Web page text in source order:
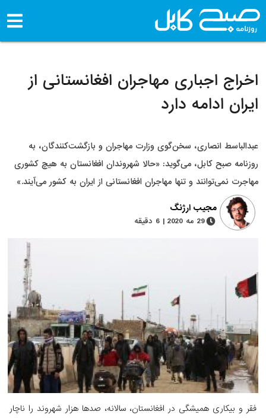
اخراج اجباری مهاجران افغانستانی از
ایران ادامه دارد
عبدالباسط انصاری، سخن‌گوی وزارت مهاجران و بازگشت‌کنندگان، به
روزنامه صبح کابل، می‌گوید: «حالا شهروندان افغانستان به هیچ کشوری
مهاجرت نمی‌توانند و تنها مهاجران افغانستانی از ایران به کشور می‌آیند.»
مجیب ارژنگ
29 مه 2020 | 6 دقیقه
فقر و بیکاری همیشگی در افغانستان، سالانه، صدها هزار شهروند را ناچار